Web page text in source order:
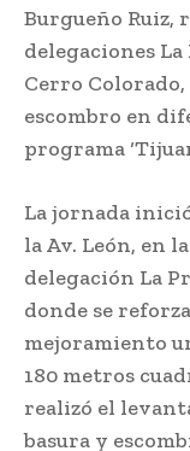
Burgueño Ruiz,
delegaciones
Cerro Colorado,
escombro en
programa
La jornada
la Av. León, en
delegación La
donde se
mejoramiento
180 metros
realizó el
basura y